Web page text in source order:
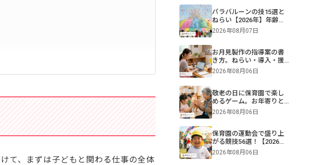
て、まずは子どもと関わる仕事の全体
パラバルーンの技15選と
ねらい【2026年】年齢・
難易度別一覧＆演目構成
も！画像付きで紹介
2026年08月07日
お月見製作の指導案の書
き方。ねらい・導入・援
助を年齢別に解説【保
2026年08月06日
敬老の日に保育園で楽し
めるゲーム。お年寄りと
交流できる遊びや伝承遊
びのアイデア
2026年08月06日
保育園の運動会で盛り上
がる競技56選！【2026年
版】0・1・2・3・4・5歳
2026年08月06日